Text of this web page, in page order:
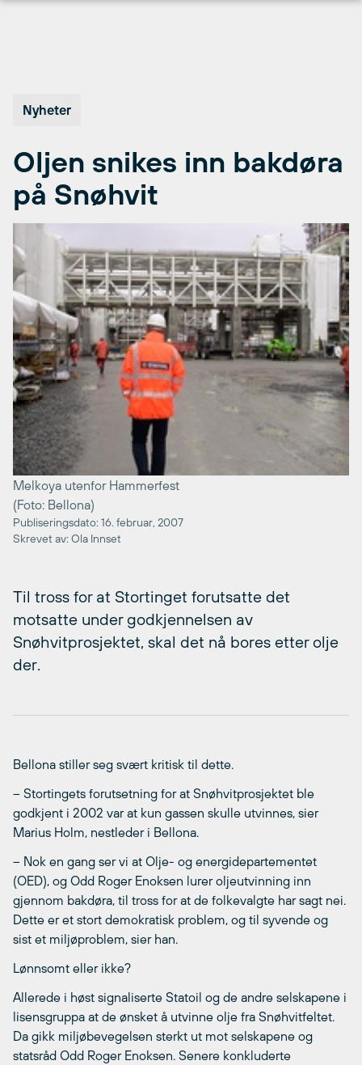
Nyheter
Oljen snikes inn bakdøra
på Snøhvit
Melkoya utenfor Hammerfest
(Foto: Bellona)
Publiseringsdato: 16. februar, 2007
Skrevet av: Ola Innset
Til tross for at Stortinget forutsatte det
motsatte under godkjennelsen av
Snøhvitprosjektet, skal det nå bores etter olje
der.
Bellona stiller seg svært kritisk til dette.
– Stortingets forutsetning for at Snøhvitprosjektet ble
godkjent i 2002 var at kun gassen skulle utvinnes, sier
Marius Holm, nestleder i Bellona.
– Nok en gang ser vi at Olje- og energidepartementet
(OED), og Odd Roger Enoksen lurer oljeutvinning inn
gjennom bakdøra, til tross for at de folkevalgte har sagt nei.
Dette er et stort demokratisk problem, og til syvende og
sist et miljøproblem, sier han.
Lønnsomt eller ikke?
Allerede i høst signaliserte Statoil og de andre selskapene i
lisensgruppa at de ønsket å utvinne olje fra Snøhvitfeltet.
Da gikk miljøbevegelsen sterkt ut mot selskapene og
statsråd Odd Roger Enoksen. Senere konkluderte